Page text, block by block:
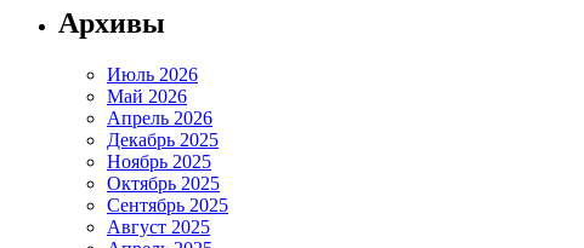
Архивы
Июль 2026
Май 2026
Апрель 2026
Декабрь 2025
Ноябрь 2025
Октябрь 2025
Сентябрь 2025
Август 2025